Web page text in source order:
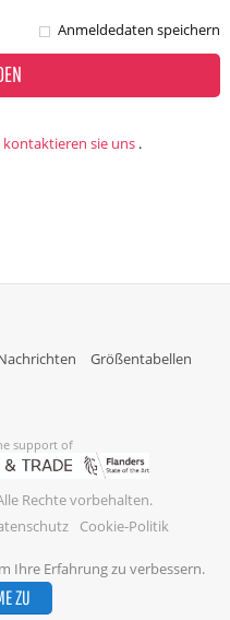
Ihre Erfahrung zu verbessern.
ZU
Anmeldedaten speichern
kontaktieren sie uns .
Größentabellen
support of
Rechte vorbehalten.
Cookie-Politik